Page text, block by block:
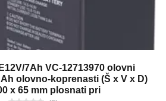
7Ah VC-12713970 olovni
olovno-koprenasti (Š x V x D)
x 65 mm plosnati pri